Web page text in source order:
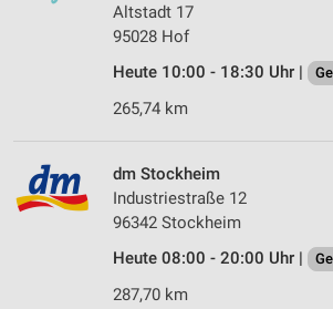
Altstadt 17
95028 Hof
Heute 10:00 - 18:30 Uhr |
265,74 km
dm Stockheim
Industriestraße 12
96342 Stockheim
Heute 08:00 - 20:00 Uhr |
287,70 km